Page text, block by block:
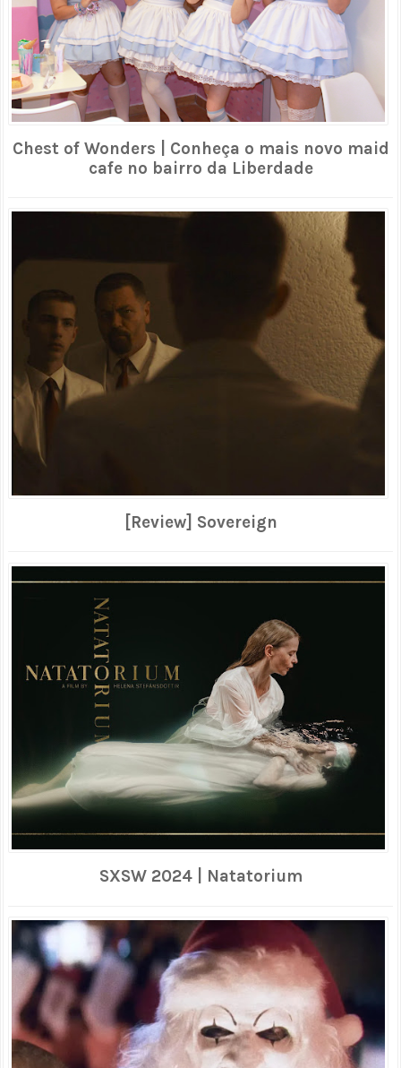
Chest of Wonders | Conheça o mais novo maid
cafe no bairro da Liberdade
[Review] Sovereign
SXSW 2024 | Natatorium